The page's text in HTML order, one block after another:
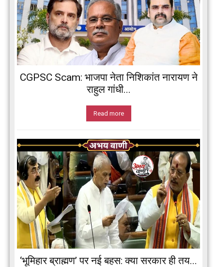
CGPSC Scam: भाजपा नेता निशिकांत नारायण ने
राहुल गांधी...
Read more
‘भूमिहार ब्राह्मण’ पर नई बहस: क्या सरकार ही तय...